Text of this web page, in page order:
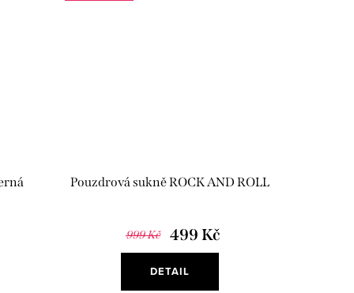
Pouzdrová sukně ROCK AND ROLL
999 Kč 499 Kč
DETAIL